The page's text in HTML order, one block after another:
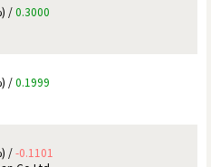
/0.3000
/0.1999
/-0.1101